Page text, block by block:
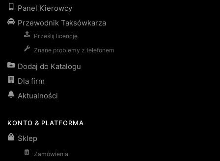
Panel Kierowcy
Przewodnik Taksówkarza
Prześlij licencję
Znane problemy z telefonem
Dodaj do Katalogu
Dla firm
Aktualności
KONTO & PLATFORMA
Sklep
Zamówienia